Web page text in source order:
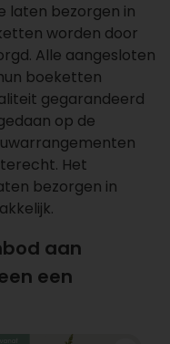
laten bezorgen in
worden door
Alle aangesloten
boeketten
gegarandeerd
op de
Het
bezorgen in
aan
een